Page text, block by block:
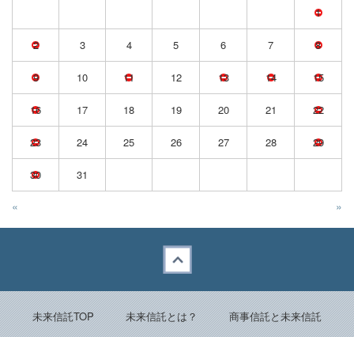
1
2 3 4 5 6 7 8
9 10 11 12 13 14 15
16 17 18 19 20 21 22
23 24 25 26 27 28 29
30 31
« »
未来信託TOP 未来信託とは？ 商事信託と未来信託
Back to top